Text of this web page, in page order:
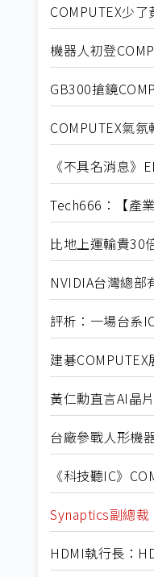
COMPUTEX少
機器人初登
GB300搶鏡
COMPUTEX氣
《不具名消息》
Tech666：【產
比地上運輸貴
NVIDIA台灣總部
評析：一場台系
建碁
黃仁勳直言AI晶
台廠參戰人形機
《科技聽IC》
Synaptics副總裁
HDMI執行長：